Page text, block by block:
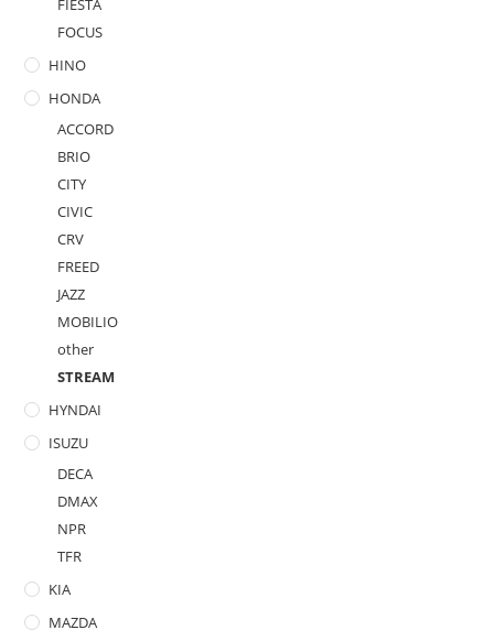
FIESTA
FOCUS
HINO
HONDA
ACCORD
BRIO
CITY
CIVIC
CRV
FREED
JAZZ
MOBILIO
other
STREAM
HYNDAI
ISUZU
DECA
DMAX
NPR
TFR
KIA
MAZDA